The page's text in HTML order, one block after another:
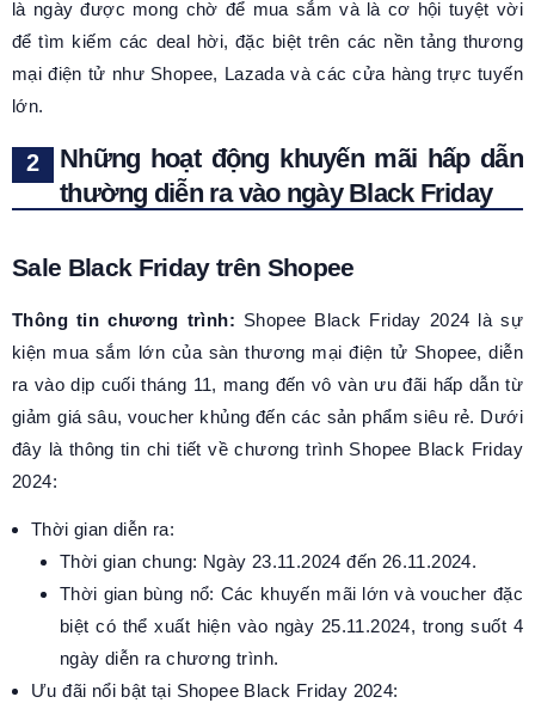
là ngày được mong chờ để mua sắm và là cơ hội tuyệt vời
để tìm kiếm các deal hời, đặc biệt trên các nền tảng thương
mại điện tử như Shopee, Lazada và các cửa hàng trực tuyến
lớn.
Những hoạt động khuyến mãi hấp dẫn
thường diễn ra vào ngày Black Friday
Sale Black Friday trên Shopee
Thông tin chương trình: Shopee Black Friday 2024 là sự
kiện mua sắm lớn của sàn thương mại điện tử Shopee, diễn
ra vào dịp cuối tháng 11, mang đến vô vàn ưu đãi hấp dẫn từ
giảm giá sâu, voucher khủng đến các sản phẩm siêu rẻ. Dưới
đây là thông tin chi tiết về chương trình Shopee Black Friday
2024:
Thời gian diễn ra:
Thời gian chung: Ngày 23.11.2024 đến 26.11.2024.
Thời gian bùng nổ: Các khuyến mãi lớn và voucher đặc
biệt có thể xuất hiện vào ngày 25.11.2024, trong suốt 4
ngày diễn ra chương trình.
Ưu đãi nổi bật tại Shopee Black Friday 2024: